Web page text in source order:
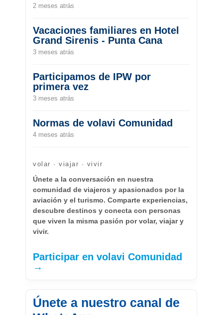
2 meses atrás
Vacaciones familiares en Hotel
Grand Sirenis - Punta Cana
3 meses atrás
Participamos de IPW por
primera vez
3 meses atrás
Normas de volavi Comunidad
4 meses atrás
volar · viajar · vivir
Únete a la conversación en nuestra
comunidad de viajeros y apasionados por la
aviación y el turismo. Comparte experiencias,
descubre destinos y conecta con personas
que viven la misma pasión por volar, viajar y
vivir.
Participar en volavi Comunidad
→
Únete a nuestro canal de